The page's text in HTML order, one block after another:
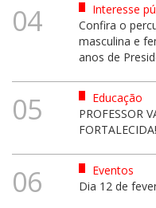
04
Interesse
Confira o
masculina e
anos de
05
Educação
PROFESSOR
FORTALECIDA!
06
Eventos
Dia 12 de